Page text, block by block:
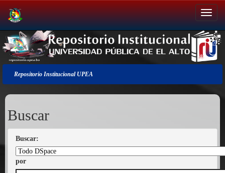
Salir
de
la
navegación
Repositorio Institucional UPEA
Buscar
Buscar:
por